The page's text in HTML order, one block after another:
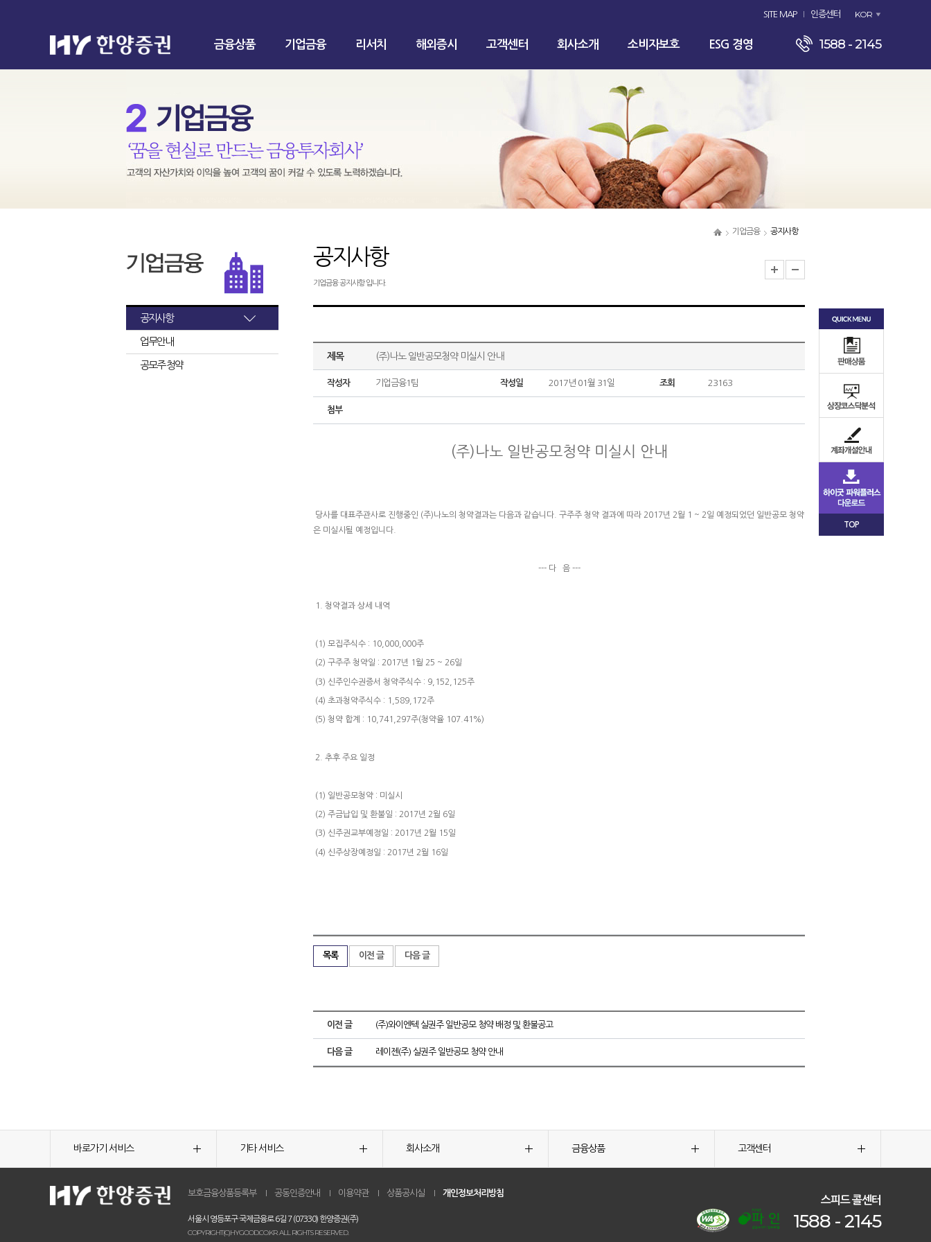
SITE MAP 인증센터 KOR
금융상품 기업금융 리서치 해외증시 고객센터 회사소개 소비자보호 ESG 경영 1588 - 2145
기업금융 공지사항
공지사항
업무안내
공모주 청약
공지사항
기업금융 공지사항 입니다.
제목 (주)나노 일반공모청약 미실시 안내
작성자 기업금융1팀 작성일 2017년 01월 31일 조회 23163
첨부
(주)나노 일반공모청약 미실시 안내
당사를 대표주관사로 진행중인 (주)나노의 청약결과는 다음과 같습니다. 구주주 청약 결과에 따라 2017년 2월 1 ~ 2일 예정되었던 일반공모 청약
은 미실시될 예정입니다
--- 다 음 ---
1. 청약결과 상세 내역
(1) 모집주식수 : 10,000,000주
(2) 구주주 청약일 : 2017년 1월 25 ~ 26일
(3) 신주인수권증서 청약주식수 : 9,152,125주
(4) 초과청약주식수 : 1,589,172주
(5) 청약 합계 : 10,741,297주(청약율 107.41%)
2. 추후 주요 일정
(1) 일반공모청약 : 미실시
(2) 주금납입 및 환불일 : 2017년 2월 6일
(3) 신주권교부예정일 : 2017년 2월 15일
(4) 신주상장예정일 : 2017년 2월 16일
목록 이전 글 다음 글
이전 글 (주)와이엔텍 실권주 일반공모 청약 배정 및 환불공고
다음 글 레이젠(주) 실권주 일반공모 청약 안내
TOP
바로가기 서비스 기타 서비스 회사소개 금융상품 고객센터
보호금융상품등록부 공동인증안내 이용약관 상품공시실 개인정보처리방침
서울시 영등포구 국제금융로 6길 7 (07330) 한양증권(주)
COPYRIGHT(C)HYGOOD.CO.KR. ALL RIGHTS RESERVED.
스피드 콜센터
1588 - 2145